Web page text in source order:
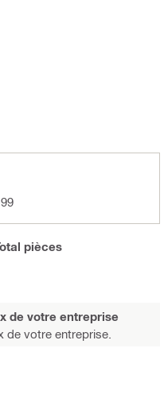
pièces
de votre entreprise
de votre entreprise.